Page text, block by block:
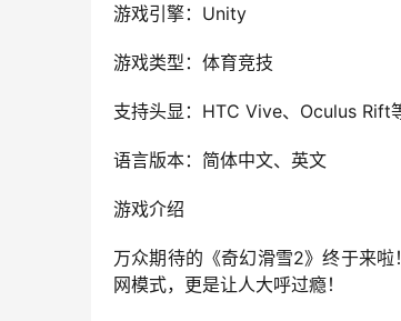
游戏引擎：Unity
游戏类型：体育竞技
支持头显：HTC Vive、Oculus Rift
语言版本：简体中文、英文
游戏介绍
万众期待的《奇幻滑雪2》终于来
网模式，更是让人大呼过瘾！